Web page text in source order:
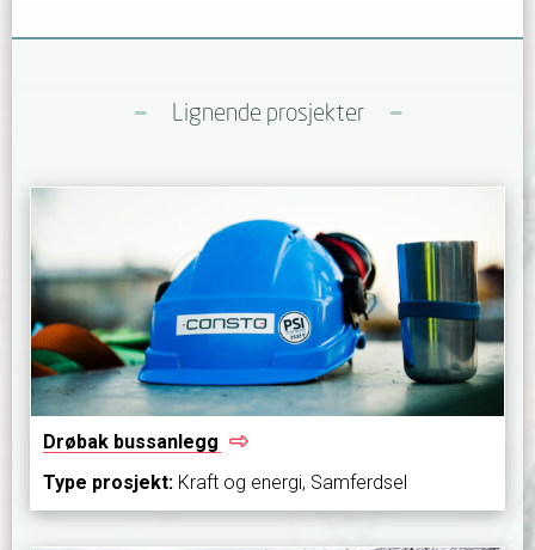
Lignende prosjekter
Drøbak bussanlegg
Type prosjekt: Kraft og energi, Samferdsel